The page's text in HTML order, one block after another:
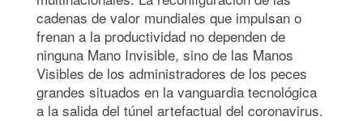
cadenas de valor mundiales que impulsan o
frenan a la productividad no dependen de
ninguna Mano Invisible, sino de las Manos
Visibles de los administradores de los peces
grandes situados en la vanguardia tecnológica
a la salida del túnel artefactual del coronavirus.